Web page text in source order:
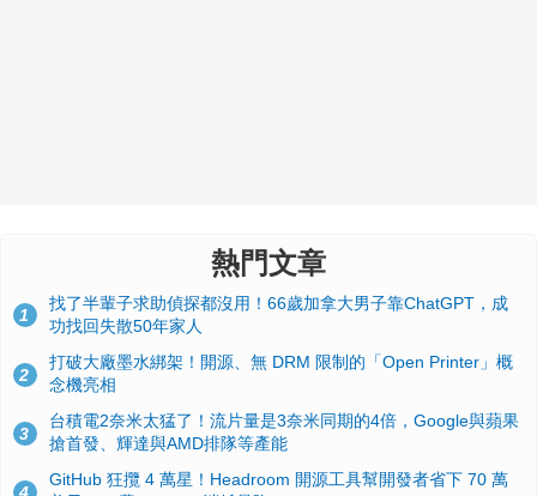
熱門文章
1
找了半輩子求助偵探都沒用！66歲加拿大男子靠ChatGPT，成
功找回失散50年家人
2
打破大廠墨水綁架！開源、無 DRM 限制的「Open Printer」概
念機亮相
3
台積電2奈米太猛了！流片量是3奈米同期的4倍，Google與蘋果
搶首發、輝達與AMD排隊等產能
GitHub 狂攬 4 萬星！Headroom 開源工具幫開發者省下 70 萬